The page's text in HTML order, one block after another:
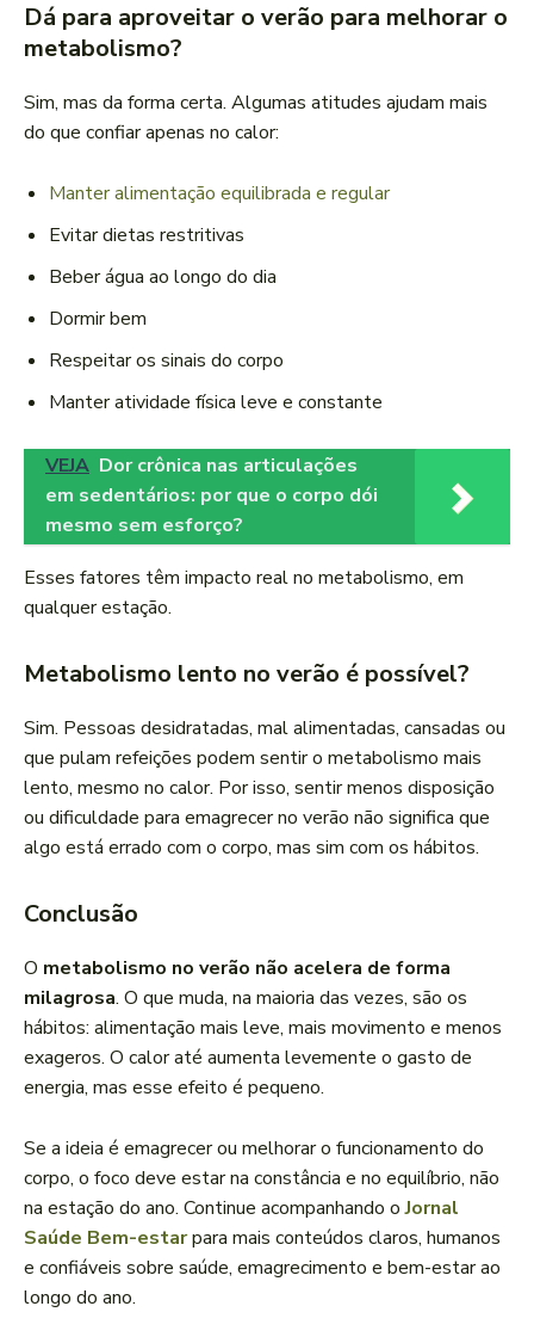
Dá para aproveitar o verão para melhorar o
metabolismo?
Sim, mas da forma certa. Algumas atitudes ajudam mais
do que confiar apenas no calor:
Manter alimentação equilibrada e regular
Evitar dietas restritivas
Beber água ao longo do dia
Dormir bem
Respeitar os sinais do corpo
Manter atividade física leve e constante
VEJA Dor crônica nas articulações
em sedentários: por que o corpo dói
mesmo sem esforço?
Esses fatores têm impacto real no metabolismo, em
qualquer estação.
Metabolismo lento no verão é possível?
Sim. Pessoas desidratadas, mal alimentadas, cansadas ou
que pulam refeições podem sentir o metabolismo mais
lento, mesmo no calor. Por isso, sentir menos disposição
ou dificuldade para emagrecer no verão não significa que
algo está errado com o corpo, mas sim com os hábitos.
Conclusão
O metabolismo no verão não acelera de forma
milagrosa. O que muda, na maioria das vezes, são os
hábitos: alimentação mais leve, mais movimento e menos
exageros. O calor até aumenta levemente o gasto de
energia, mas esse efeito é pequeno.
Se a ideia é emagrecer ou melhorar o funcionamento do
corpo, o foco deve estar na constância e no equilíbrio, não
na estação do ano. Continue acompanhando oJornal
Saúde Bem-estarpara mais conteúdos claros, humanos
e confiáveis sobre saúde, emagrecimento e bem-estar ao
longo do ano.